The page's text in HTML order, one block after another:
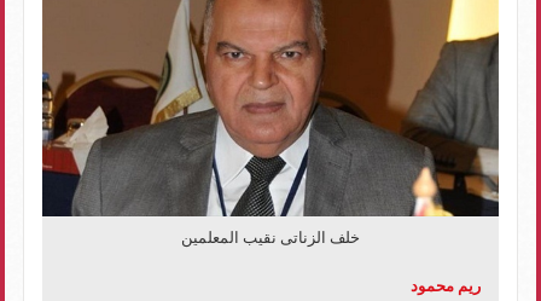
خلف الزناتى نقيب المعلمين
ريم محمود